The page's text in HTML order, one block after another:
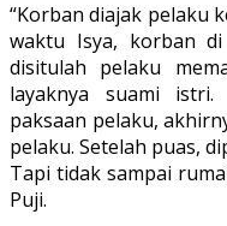
“Korban diajak pelaku
waktu Isya, korban
disitulah pelaku
layaknya suami
paksaan pelaku,
pelaku. Setelah puas,
Tapi tidak sampai
Puji.